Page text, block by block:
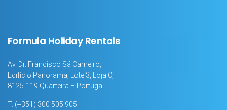
Formula Holiday Rentals
Av. Dr. Francisco Sá Carneiro,
Edifício Panorama, Lote 3, Loja C,
8125-119 Quarteira – Portugal
T. (+351) 300 505 905